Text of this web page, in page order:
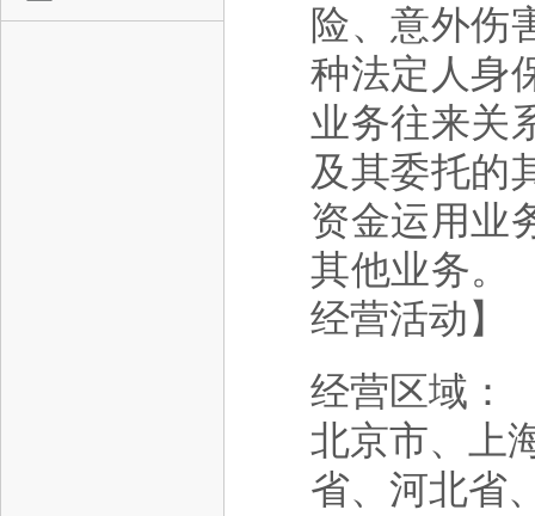
险、意外伤
种法定人身
业务往来关
及其委托的
资金运用业
其他业务。
经营活动】
经营区域：
北京市、上
省、河北省